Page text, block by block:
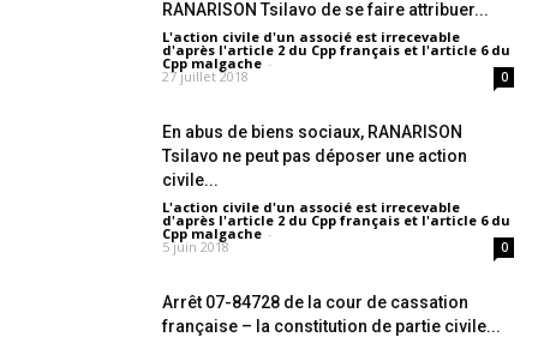
RANARISON Tsilavo de se faire attribuer...
L'action civile d'un associé est irrecevable
d'après l'article 2 du Cpp français et l'article 6 du
Cpp malgache -
27 juillet 2018 0
En abus de biens sociaux, RANARISON
Tsilavo ne peut pas déposer une action
civile...
L'action civile d'un associé est irrecevable
d'après l'article 2 du Cpp français et l'article 6 du
Cpp malgache -
5 juin 2018 0
Arrêt 07-84728 de la cour de cassation
française – la constitution de partie civile...